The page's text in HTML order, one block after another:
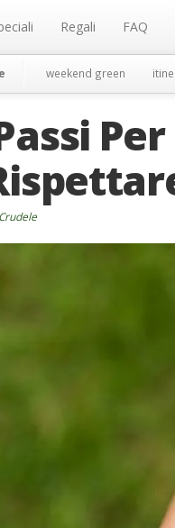
Regali FAQ
weekend green